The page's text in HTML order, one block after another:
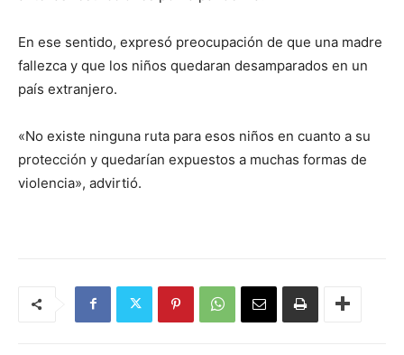
En ese sentido, expresó preocupación de que una madre
fallezca y que los niños quedaran desamparados en un
país extranjero.
«No existe ninguna ruta para esos niños en cuanto a su
protección y quedarían expuestos a muchas formas de
violencia», advirtió.